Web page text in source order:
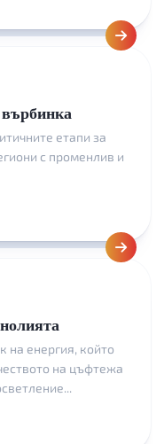
етапи за
с променлив и
на енергия, който
на цъфтежа